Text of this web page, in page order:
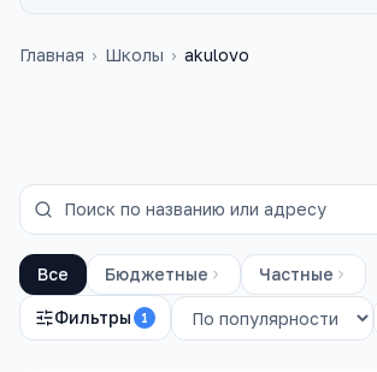
Главная › Школы › akulovo
Все Бюджетные Частные
Фильтры 1